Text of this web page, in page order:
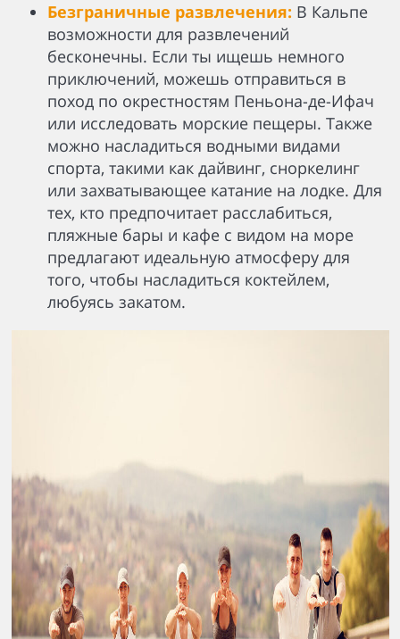
Безграничные развлечения: В Кальпе
возможности для развлечений
бесконечны. Если ты ищешь немного
приключений, можешь отправиться в
поход по окрестностям Пеньона-де-Ифач
или исследовать морские пещеры. Также
можно насладиться водными видами
спорта, такими как дайвинг, сноркелинг
или захватывающее катание на лодке. Для
тех, кто предпочитает расслабиться,
пляжные бары и кафе с видом на море
предлагают идеальную атмосферу для
того, чтобы насладиться коктейлем,
любуясь закатом.